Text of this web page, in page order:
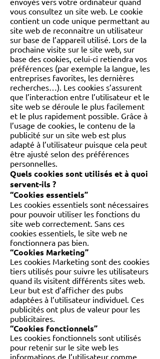
vous consultez un site web. Le cookie
contient un code unique permettant au
site web de reconnaitre un utilisateur
sur base de l’appareil utilisé. Lors de la
prochaine visite sur le site web, sur
base des cookies, celui-ci retiendra vos
préférences (par exemple la langue, les
entreprises favorites, les dernières
recherches…). Les cookies s’assurent
que l’interaction entre l’utilisateur et le
site web se déroule le plus facilement
et le plus rapidement possible. Grâce à
l’usage de cookies, le contenu de la
publicité sur un site web est plus
adapté à l’utilisateur puisque cela peut
être ajusté selon des préférences
personnelles.
Quels cookies sont utilisés et à quoi
servent-ils ?
“Cookies essentiels”
Les cookies essentiels sont nécessaires
pour pouvoir utiliser les fonctions du
site web correctement. Sans ces
cookies essentiels, le site web ne
fonctionnera pas bien.
“Cookies Marketing”
Les cookies Marketing sont des cookies
tiers utilisés pour suivre les utilisateurs
quand ils visitent différents sites web.
Leur but est d’afficher des pubs
adaptées à l’utilisateur individuel. Ces
publicités ont plus de valeur pour les
publicitaires.
“Cookies fonctionnels”
Les cookies fonctionnels sont utilisés
pour retenir sur le site web les
informations de l’utilisateur comme